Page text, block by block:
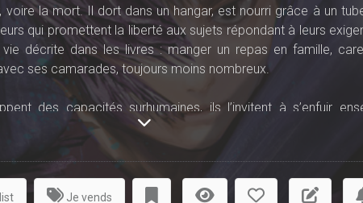
voire la mort. Il dort dans un hangar, est nourri grâce à un
qui promettent la liberté aux sujets répondant à leurs
décrite dans les livres : manger un repas en famille,
ses camarades, toujours moins nombreux.
des capacités surhumaines, ils l’invitent à s’enfuir
les retrouve dans un énorme cocon, réduits à la condition
surpuissantes contrôlent le laboratoire et se servent des
le point de se faire dévorer lui aussi, mais ses amis
il aspire les pouvoirs des monstres en gestation ! Même
Je vends